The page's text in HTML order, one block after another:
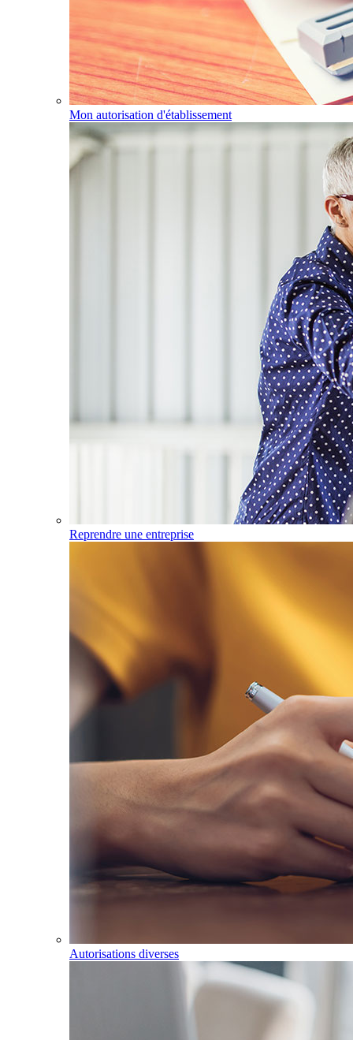
Mon autorisation d'établissement
Reprendre une entreprise
Autorisations diverses